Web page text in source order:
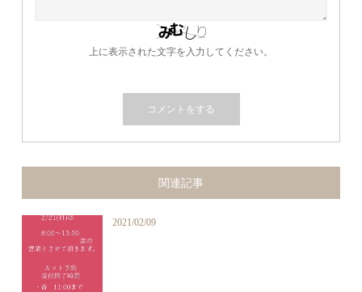
上に表示された文字を入力してください。
関連記事
2021/02/09